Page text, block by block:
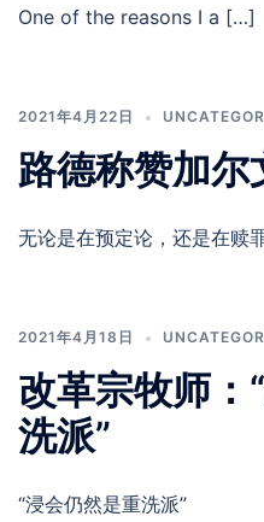
One of the reasons I a […]
2021年4月22日
路德称赞加尔
无论是在预定论，还是在赎
2021年4月18日
改革宗牧师：
洗派”
“浸会仍然是重洗派”